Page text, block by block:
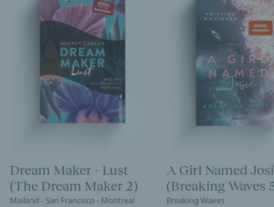
Dream Maker - Lust
(The Dream Maker 2)
Mailand - San Francisco - Montreal
A Girl Named
(Breaking Waves
Breaking Waves